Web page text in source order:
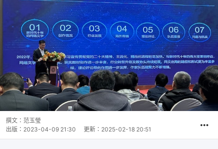
撰文： 范玉瑩
出版： 2023-04-09 21:30 更新： 2025-02-18 20:51